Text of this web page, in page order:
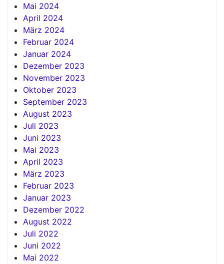
Mai 2024
April 2024
März 2024
Februar 2024
Januar 2024
Dezember 2023
November 2023
Oktober 2023
September 2023
August 2023
Juli 2023
Juni 2023
Mai 2023
April 2023
März 2023
Februar 2023
Januar 2023
Dezember 2022
August 2022
Juli 2022
Juni 2022
Mai 2022